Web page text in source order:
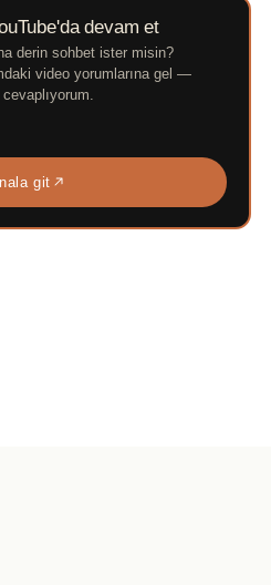
devam et
derin sohbet ister misin?
video yorumlarına gel —
git